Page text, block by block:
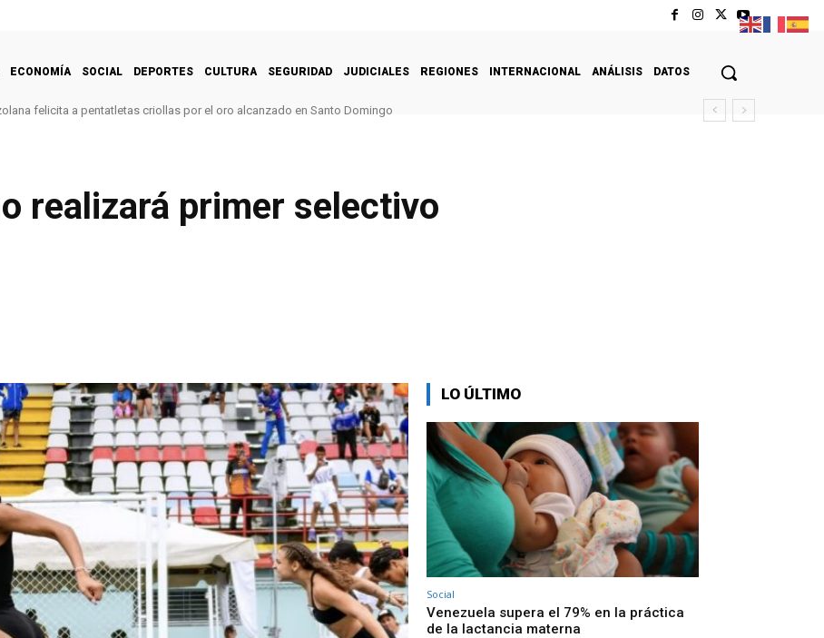
ECONOMÍA SOCIAL DEPORTES CULTURA SEGURIDAD JUDICIALES REGIONES INTERNACIONAL ANÁLISIS DATOS
felicita a pentatletas criollas por el oro alcanzado en Santo Domingo
realizará primer selectivo
LO ÚLTIMO
Social
Venezuela supera el 79% en la práctica
de la lactancia materna